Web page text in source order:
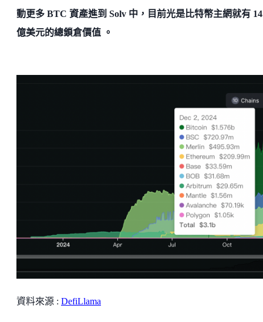
動更多 BTC 資產進到 Solv 中，目前光是比特幣主網就有
億美元的總鎖倉價值 。
資料來源 : DefiLlama